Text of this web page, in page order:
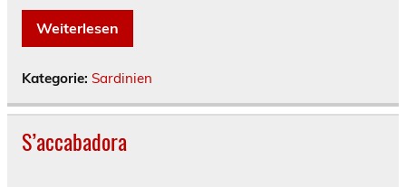
Weiterlesen
Kategorie: Sardinien
S’accabadora